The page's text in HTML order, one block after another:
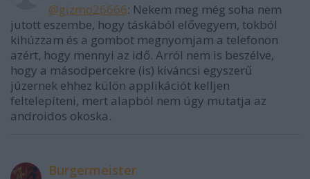
@gizmo26666: Nekem meg még soha nem
jutott eszembe, hogy táskából elővegyem, tokból
kihúzzam és a gombot megnyomjam a telefonon
azért, hogy mennyi az idő. Arról nem is beszélve,
hogy a másodpercekre (is) kíváncsi egyszerű
júzernek ehhez külön applikációt kelljen
feltelepíteni, mert alapból nem úgy mutatja az
androidos okoska.
Burgermeister